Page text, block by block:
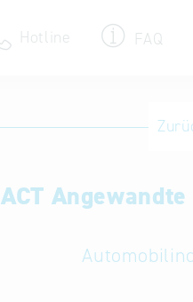
Hotline FAQ
Eintrag ändern
Aktualisieren
Internationale
der Slowakei
ACT